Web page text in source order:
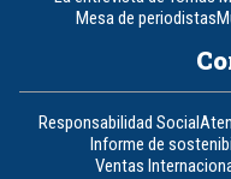
Mesa de periodistas
Responsabilidad Social
Informe de
Ventas